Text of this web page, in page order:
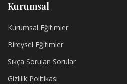
Kurumsal
Kurumsal Eğitimler
Bireysel Eğitimler
Sıkça Sorulan Sorular
Gizlilik Politikası